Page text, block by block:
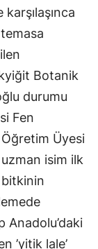
Botanik
durumu
Fen
Üyesi
isim ilk
bitkinin
Anadolu’daki
’yitik lale’